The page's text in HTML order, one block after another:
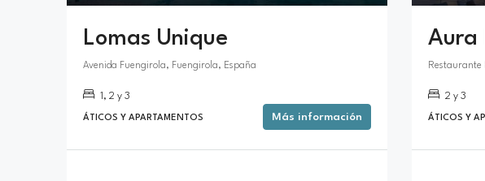
Lomas Unique
Avenida Fuengirola, Fuengirola, España
1, 2 y 3
ÁTICOS Y APARTAMENTOS Más información
Aura
2 y 3
ÁTICOS Y